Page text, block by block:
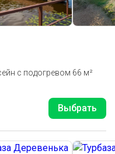
с подогревом 66 м²
Выбрать